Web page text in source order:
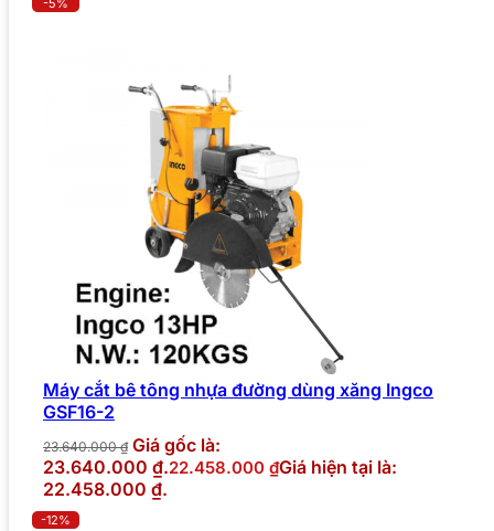
-5%
Máy cắt bê tông nhựa đường dùng xăng Ingco
GSF16-2
23.640.000₫ Giá gốc là:
23.640.000 ₫.22.458.000 ₫Giá hiện tại là:
22.458.000 ₫.
-12%